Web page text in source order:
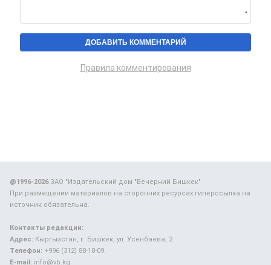
Правила комментирования
@1996-2026ЗАО "Издательский дом "Вечерний Бишкек"
При размещении материалов на сторонних ресурсах гиперссылка на
источник обязательна.
Контакты редакции:
Адрес: Кыргызстан, г. Бишкек, ул. Усенбаева, 2.
Телефон: +996 (312) 88-18-09.
E-mail: info@vb.kg